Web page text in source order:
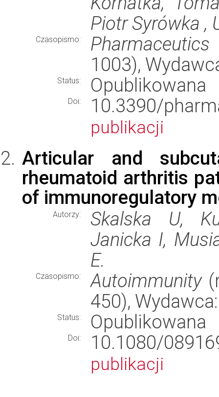
Piotr Syrówka ,
Czasopismo: Pharmaceutics
1003),
Status: Opublikowana
Doi: 10.3390/
publikacji
Articular and
rheumatoid arthritis
of immunoregulatory
Autorzy:
Skalska U,
Janicka I,
E.
Czasopismo: Autoimmunity
450),
Status: Opublikowana
Doi: 10.1080/
publikacji